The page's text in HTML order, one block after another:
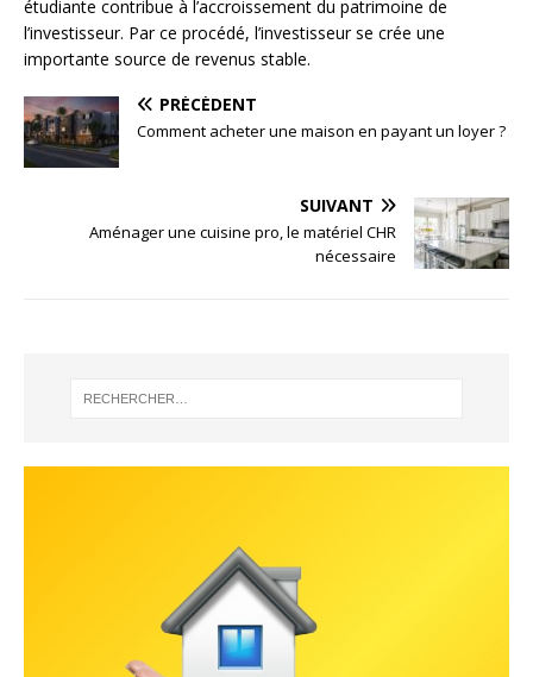
étudiante contribue à l’accroissement du patrimoine de
l’investisseur. Par ce procédé, l’investisseur se crée une
importante source de revenus stable.
PRÉCÉDENT
Comment acheter une maison en payant un loyer ?
SUIVANT
Aménager une cuisine pro, le matériel CHR
nécessaire